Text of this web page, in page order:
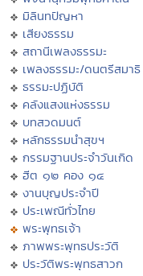
มิลินทปัญหา
เสียงธรรม
สถานีเพลงธรรมะ
เพลงธรรมะ/ดนตรีสมาธิ
ธรรมะปฏิบัติ
คลังแสงแห่งธรรม
บทสวดมนต์
หลักธรรมนำสุขฯ
กรรมฐานประจำวันเกิด
ฮีต ๑๒ คอง ๑๔
งานบุญประจำปี
ประเพณีทั่วไทย
พระพุทธเจ้า
ภาพพระพุทธประวัติ
ประวัติพระพุทธสาวก